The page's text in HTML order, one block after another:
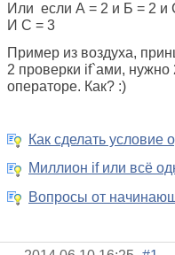
Или если А = 2 и Б = 2 и
И С = 3
Пример из воздуха,
2 проверки if`ами, нужно
операторе. Как? :)
Как сделать
Миллион if или всё
Вопросы от